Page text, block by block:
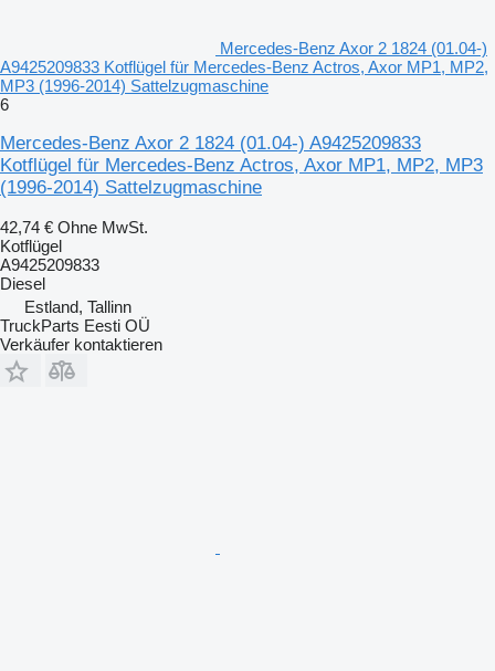
Mercedes-Benz Axor 2 1824 (01.04-)
A9425209833 Kotflügel für Mercedes-Benz Actros, Axor MP1, MP2,
MP3 (1996-2014) Sattelzugmaschine
6
Mercedes-Benz Axor 2 1824 (01.04-) A9425209833
Kotflügel für Mercedes-Benz Actros, Axor MP1, MP2, MP3
(1996-2014) Sattelzugmaschine
42,74 € Ohne MwSt.
Kotflügel
A9425209833
Diesel
Estland, Tallinn
TruckParts Eesti OÜ
Verkäufer kontaktieren